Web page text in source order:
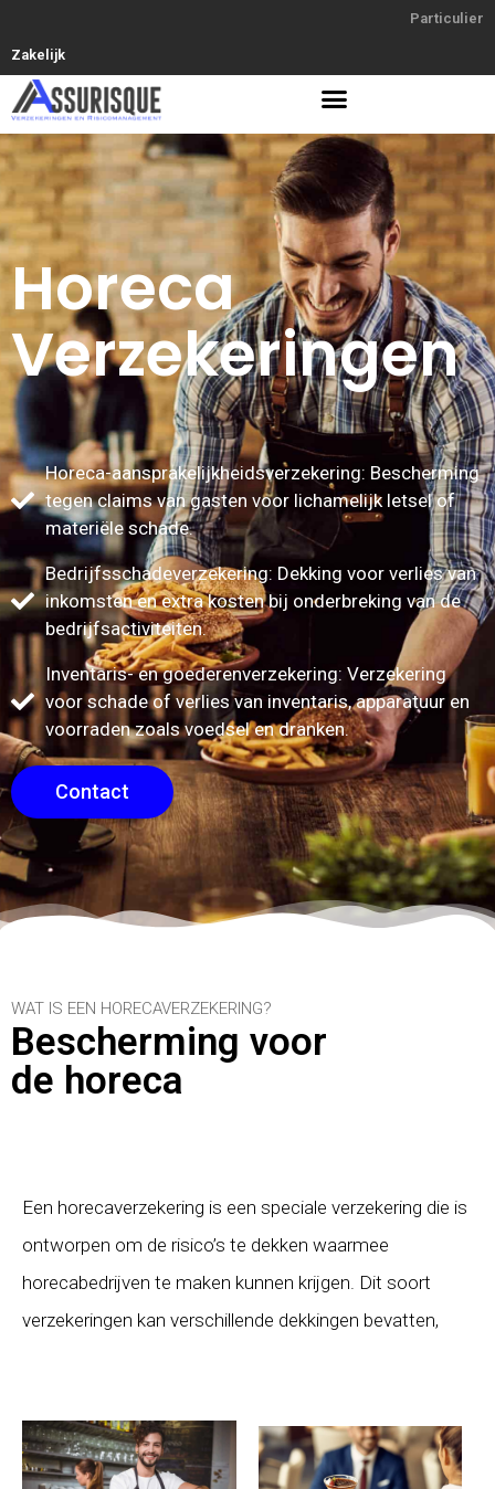
Particulier
Zakelijk
Horeca
Verzekeringen
Horeca-aansprakelijkheidsverzekering: Bescherming
tegen claims van gasten voor lichamelijk letsel of
materiële schade.
Bedrijfsschadeverzekering: Dekking voor verlies van
inkomsten en extra kosten bij onderbreking van de
bedrijfsactiviteiten.
Inventaris- en goederenverzekering: Verzekering
voor schade of verlies van inventaris, apparatuur en
voorraden zoals voedsel en dranken.
Contact
WAT IS EEN HORECAVERZEKERING?
Bescherming voor
de horeca
Een horecaverzekering is een speciale verzekering die is
ontworpen om de risico’s te dekken waarmee
horecabedrijven te maken kunnen krijgen. Dit soort
verzekeringen kan verschillende dekkingen bevatten,